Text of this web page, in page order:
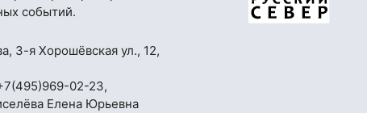
событий.
3-я Хорошёвская ул., 12,
02-23,
Елена Юрьевна